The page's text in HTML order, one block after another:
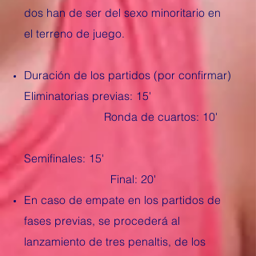
dos han de ser del sexo minoritario en
el terreno de juego.
Duración de los partidos (por confirmar)
Eliminatorias previas: 15'
Ronda de cuartos: 10'
Semifinales: 15'
Final: 20'
En caso de empate en los partidos de
fases previas, se procederá al
lanzamiento de tres penaltis, de los